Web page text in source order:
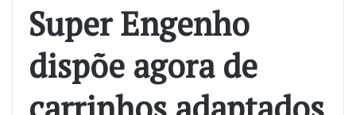
Super Engenho
dispõe agora de